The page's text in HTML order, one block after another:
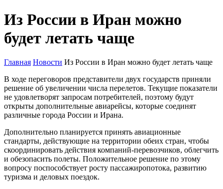
Из России в Иран можно
будет летать чаще
Главная Новости Из России в Иран можно будет летать чаще
В ходе переговоров представители двух государств приняли
решение об увеличении числа перелетов. Текущие показатели
не удовлетворят запросам потребителей, поэтому будут
открыты дополнительные авиарейсы, которые соединят
различные города России и Ирана.
Дополнительно планируется принять авиационные
стандарты, действующие на территории обеих стран, чтобы
скоординировать действия компаний-перевозчиков, облегчить
и обезопасить полеты. Положительное решение по этому
вопросу поспособствует росту пассажиропотока, развитию
туризма и деловых поездок.